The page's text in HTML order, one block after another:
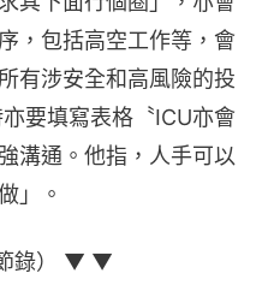
，包括高空工作等，會
有涉安全和高風險的投
要填寫表格〝ICU亦會
溝通。他指，人手可以
」。
錄） ▼ ▼